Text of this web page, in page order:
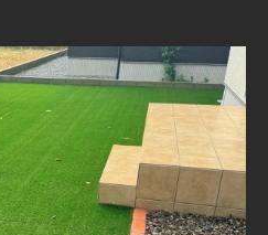
るテラスデザイン
々市市のテラスデザインの
したデザイン
たデザインアイデア
調和するカラー選び